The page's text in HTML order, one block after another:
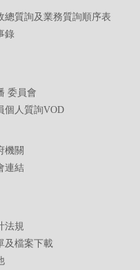
總質詢及業務質詢順序表
錄
委員會
個人質詢VOD
機關
連結
法規
及檔案下載